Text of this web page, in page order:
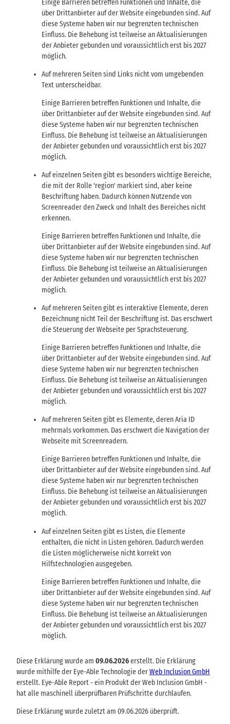
Einige Barrieren betreffen Funktionen und Inhalte, die
über Drittanbieter auf der Website eingebunden sind. Auf
diese Systeme haben wir nur begrenzten technischen
Einfluss. Die Behebung ist teilweise an Aktualisierungen
der Anbieter gebunden und voraussichtlich erst bis 2027
möglich.
Auf mehreren Seiten sind Links nicht vom umgebenden
Text unterscheidbar.
Einige Barrieren betreffen Funktionen und Inhalte, die
über Drittanbieter auf der Website eingebunden sind. Auf
diese Systeme haben wir nur begrenzten technischen
Einfluss. Die Behebung ist teilweise an Aktualisierungen
der Anbieter gebunden und voraussichtlich erst bis 2027
möglich.
Auf einzelnen Seiten gibt es besonders wichtige Bereiche,
die mit der Rolle 'region' markiert sind, aber keine
Beschriftung haben. Dadurch können Nutzende von
Screenreader den Zweck und Inhalt des Bereiches nicht
erkennen.
Einige Barrieren betreffen Funktionen und Inhalte, die
über Drittanbieter auf der Website eingebunden sind. Auf
diese Systeme haben wir nur begrenzten technischen
Einfluss. Die Behebung ist teilweise an Aktualisierungen
der Anbieter gebunden und voraussichtlich erst bis 2027
möglich.
Auf mehreren Seiten gibt es interaktive Elemente, deren
Bezeichnung nicht Teil der Beschriftung ist. Das erschwert
die Steuerung der Webseite per Sprachsteuerung.
Einige Barrieren betreffen Funktionen und Inhalte, die
über Drittanbieter auf der Website eingebunden sind. Auf
diese Systeme haben wir nur begrenzten technischen
Einfluss. Die Behebung ist teilweise an Aktualisierungen
der Anbieter gebunden und voraussichtlich erst bis 2027
möglich.
Auf mehreren Seiten gibt es Elemente, deren Aria ID
mehrmals vorkommen. Das erschwert die Navigation der
Webseite mit Screenreadern.
Einige Barrieren betreffen Funktionen und Inhalte, die
über Drittanbieter auf der Website eingebunden sind. Auf
diese Systeme haben wir nur begrenzten technischen
Einfluss. Die Behebung ist teilweise an Aktualisierungen
der Anbieter gebunden und voraussichtlich erst bis 2027
möglich.
Auf einzelnen Seiten gibt es Listen, die Elemente
enthalten, die nicht in Listen gehören. Dadurch werden
die Listen möglicherweise nicht korrekt von
Hilfstechnologien ausgegeben.
Einige Barrieren betreffen Funktionen und Inhalte, die
über Drittanbieter auf der Website eingebunden sind. Auf
diese Systeme haben wir nur begrenzten technischen
Einfluss. Die Behebung ist teilweise an Aktualisierungen
der Anbieter gebunden und voraussichtlich erst bis 2027
möglich.
Diese Erklärung wurde am 09.06.2026erstellt. Die Erklärung
wurde mithilfe der Eye-Able Technologie derWeb Inclusion GmbH
erstellt. Eye-Able Report - ein Produkt der Web Inclusion GmbH -
hat alle maschinell überprüfbaren Prüfschritte durchlaufen.
Diese Erklärung wurde zuletzt am 09.06.2026 überprüft.